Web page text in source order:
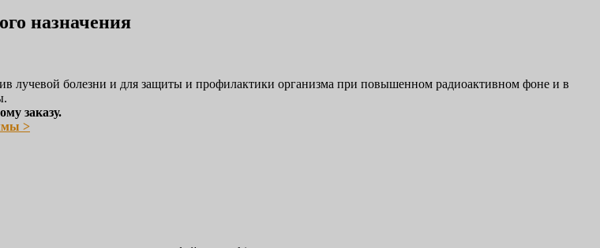
назначения
лучевой болезни и для защиты и профилактики организма при повышенном радиоактивном фоне и в
заказу.
>